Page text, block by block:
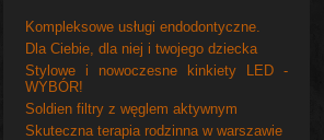
Kompleksowe usługi endodontyczne.
Dla Ciebie, dla niej i twojego dziecka
Stylowe i nowoczesne kinkiety LED -
WYBÓR!
Soldien filtry z węglem aktywnym
Skuteczna terapia rodzinna w warszawie